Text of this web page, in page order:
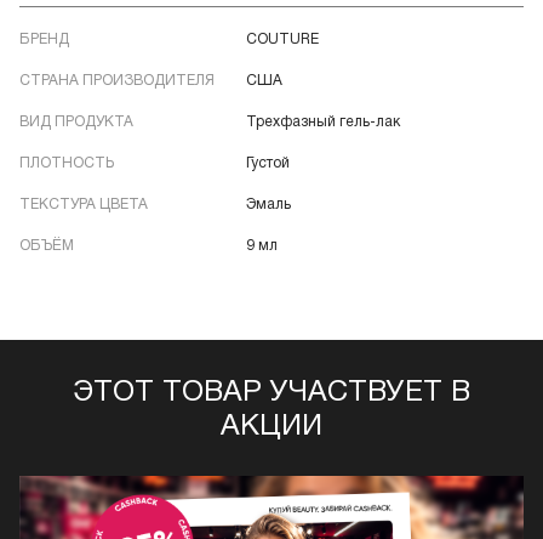
БРЕНД COUTURE
СТРАНА ПРОИЗВОДИТЕЛЯ США
ВИД ПРОДУКТА Трехфазный гель-лак
ПЛОТНОСТЬ Густой
ТЕКСТУРА ЦВЕТА Эмаль
ОБЪЁМ 9 мл
ЭТОТ ТОВАР УЧАСТВУЕТ В
АКЦИИ